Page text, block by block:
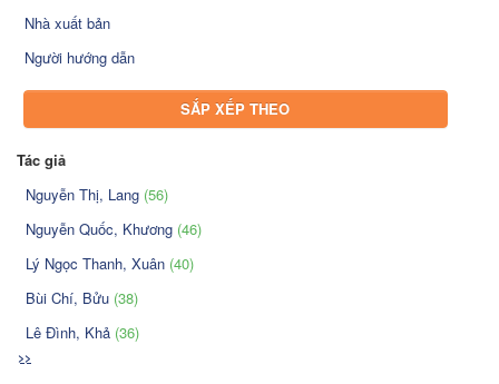
Nhà xuất bản
Người hướng dẫn
SẮP XẾP THEO
Tác giả
Nguyễn Thị, Lang (56)
Nguyễn Quốc, Khương (46)
Lý Ngọc Thanh, Xuân (40)
Bùi Chí, Bửu (38)
Lê Đình, Khả (36)
>>